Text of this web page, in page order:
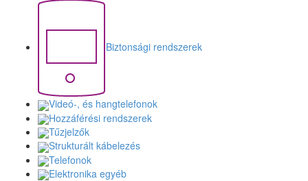
Biztonsági rendszerek
Videó-, és hangtelefonok
Hozzáférési rendszerek
Tűzjelzők
Strukturált kábelezés
Telefonok
Elektronika egyéb